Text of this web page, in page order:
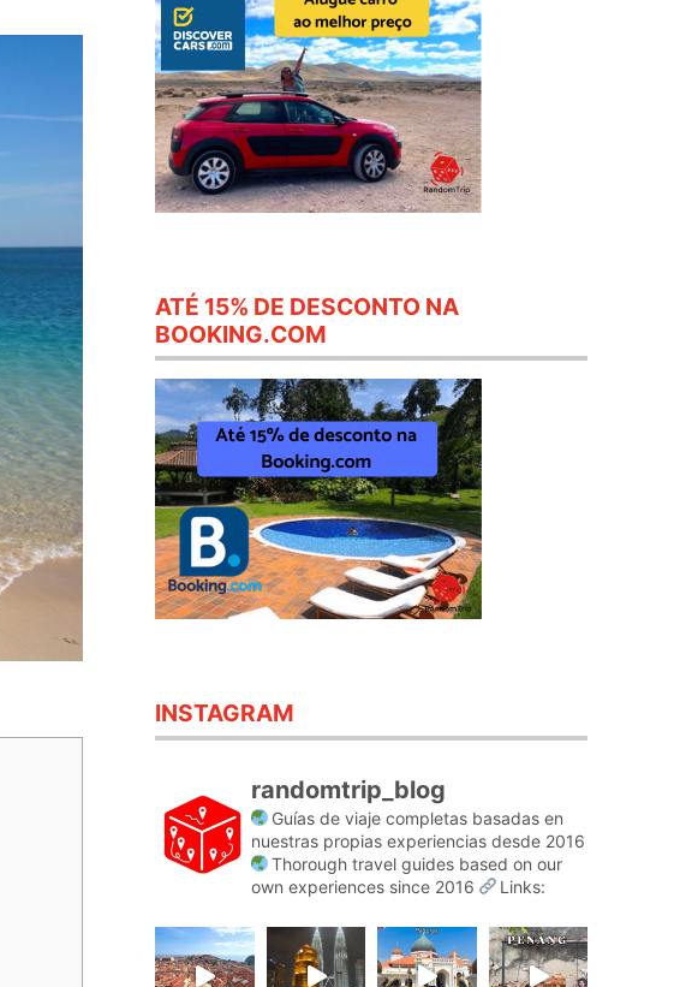
ATÉ 15% DE DESCONTO NA
BOOKING.COM
INSTAGRAM
randomtrip_blog
Guías de viaje completas basadas en
nuestras propias experiencias desde 2016
Thorough travel guides based on our
own experiences since 2016
Links: